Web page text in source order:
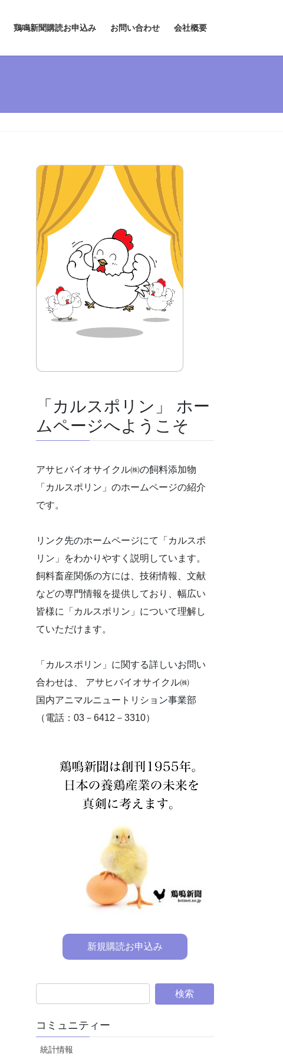
鶏鳴新聞購読お申込み お問い合わせ 会社概要
「カルスポリン」 ホー
ムページへようこそ
アサヒバイオサイクル㈱の飼料添加物
「カルスポリン」のホームページの紹介
です。
リンク先のホームページにて「カルスポ
リン」をわかりやすく説明しています。
飼料畜産関係の方には、技術情報、文献
などの専門情報を提供しており、幅広い
皆様に「カルスポリン」について理解し
ていただけます。
「カルスポリン」に関する詳しいお問い
合わせは、 アサヒバイオサイクル㈱
国内アニマルニュートリション事業部
（電話：03－6412－3310）
新規購読お申込み
コミュニティー
統計情報